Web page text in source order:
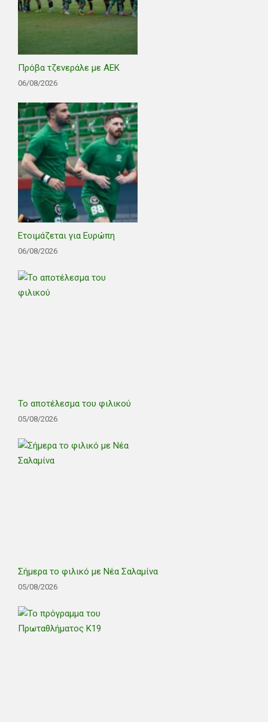
Πρόβα τζενεράλε με ΑΕΚ
06/08/2026
Ετοιμάζεται για Ευρώπη
06/08/2026
Το αποτέλεσμα του φιλικού
05/08/2026
Σήμερα το φιλικό με Νέα Σαλαμίνα
05/08/2026